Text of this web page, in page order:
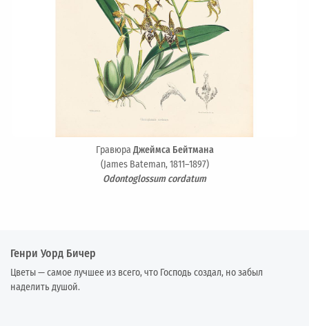
ГравюраДжеймса Бейтмана
(James Bateman, 1811–1897)
Odontoglossum cordatum
Генри Уорд Бичер
Цветы — самое лучшее из всего, что Господь создал, но забыл
наделить душой.